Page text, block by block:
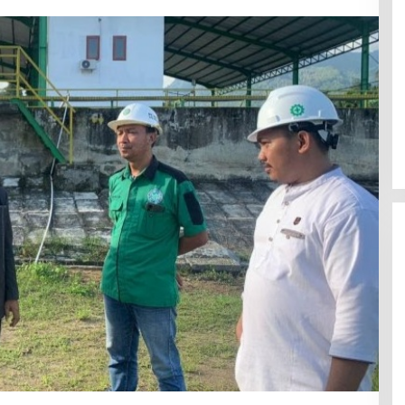
Efektif Cegah Kemacetan BBM,
Pos Pantau Polresta Mamuju
Amankan Jalur SPBU Kali Mamuju